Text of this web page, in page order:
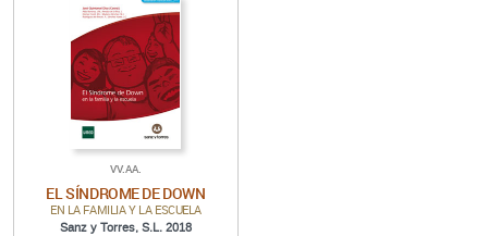
VV.AA.
EL SÍNDROME DE DOWN
EN LA FAMILIA Y LA ESCUELA
Sanz y Torres, S.L. 2018